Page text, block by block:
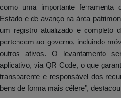
como uma importante ferramenta
Estado e de avanço na área
um registro atualizado e completo
pertencem ao governo, incluindo
outros ativos. O levantamento
aplicativo, via QR Code, o que
transparente e responsável dos
bens de forma mais célere”, destacou.